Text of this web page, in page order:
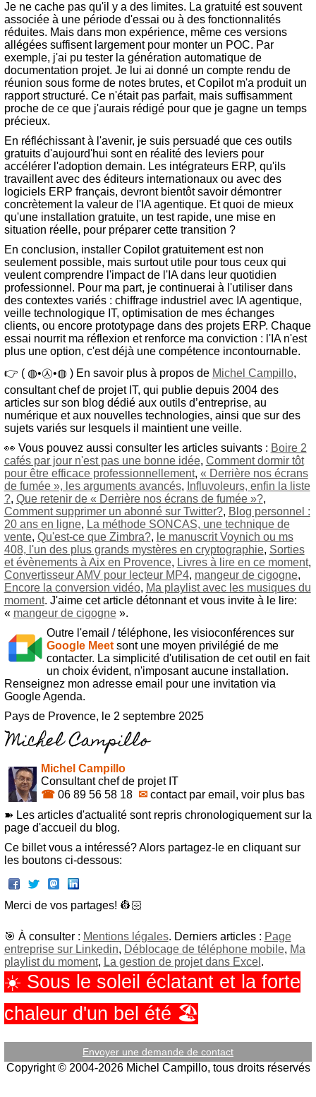
Je ne cache pas qu'il y a des limites. La gratuité est souvent
associée à une période d'essai ou à des fonctionnalités
réduites. Mais dans mon expérience, même ces versions
allégées suffisent largement pour monter un POC. Par
exemple, j'ai pu tester la génération automatique de
documentation projet. Je lui ai donné un compte rendu de
réunion sous forme de notes brutes, et Copilot m'a produit un
rapport structuré. Ce n'était pas parfait, mais suffisamment
proche de ce que j'aurais rédigé pour que je gagne un temps
précieux.
En réfléchissant à l'avenir, je suis persuadé que ces outils
gratuits d'aujourd'hui sont en réalité des leviers pour
accélérer l'adoption demain. Les intégrateurs ERP, qu'ils
travaillent avec des éditeurs internationaux ou avec des
logiciels ERP français, devront bientôt savoir démontrer
concrètement la valeur de l'IA agentique. Et quoi de mieux
qu'une installation gratuite, un test rapide, une mise en
situation réelle, pour préparer cette transition ?
En conclusion, installer Copilot gratuitement est non
seulement possible, mais surtout utile pour tous ceux qui
veulent comprendre l'impact de l'IA dans leur quotidien
professionnel. Pour ma part, je continuerai à l'utiliser dans
des contextes variés : chiffrage industriel avec IA agentique,
veille technologique IT, optimisation de mes échanges
clients, ou encore prototypage dans des projets ERP. Chaque
essai nourrit ma réflexion et renforce ma conviction : l'IA n'est
plus une option, c'est déjà une compétence incontournable.
👉 ( ◍•㉦•◍ ) En savoir plus à propos de Michel Campillo,
consultant chef de projet IT, qui publie depuis 2004 des
articles sur son blog dédié aux outils d’entreprise, au
numérique et aux nouvelles technologies, ainsi que sur des
sujets variés sur lesquels il maintient une veille.
👀 Vous pouvez aussi consulter les articles suivants : Boire 2
cafés par jour n'est pas une bonne idée, Comment dormir tôt
pour être efficace professionnellement, « Derrière nos écrans
de fumée », les arguments avancés, Influvoleurs, enfin la liste
?, Que retenir de « Derrière nos écrans de fumée »?,
Comment supprimer un abonné sur Twitter?, Blog personnel :
20 ans en ligne, La méthode SONCAS, une technique de
vente, Qu'est-ce que Zimbra?, le manuscrit Voynich ou ms
408, l'un des plus grands mystères en cryptographie, Sorties
et évènements à Aix en Provence, Livres à lire en ce moment,
Convertisseur AMV pour lecteur MP4, mangeur de cigogne,
Encore la conversion vidéo, Ma playlist avec les musiques du
moment. J'aime cet article détonnant et vous invite à le lire:
« mangeur de cigogne».
Outre l'email / téléphone, les visioconférences sur
Google Meetsont une moyen privilégié de me
contacter. La simplicité d'utilisation de cet outil en fait
un choix évident, n'imposant aucune installation.
Renseignez mon adresse email pour une invitation via
Google Agenda.
Pays de Provence, le 2 septembre 2025
Michel Campillo
Consultant chef de projet IT
☎ 06 89 56 58 18 ✉contact par email, voir plus bas
➽ Les articles d'actualité sont repris chronologiquement sur la
page d'accueil du blog.
Ce billet vous a intéressé? Alors partagez-le en cliquant sur
les boutons ci-dessous:
Merci de vos partages! 👷🏻‍
🎯 À consulter : Mentions légales. Derniers articles : Page
entreprise sur Linkedin, Déblocage de téléphone mobile, Ma
playlist du moment, La gestion de projet dans Excel .
☀️ Sous le soleil éclatant et la forte
chaleur d'un bel été 🏖️
Envoyer une demande de contact
Copyright © 2004-2026 Michel Campillo, tous droits réservés